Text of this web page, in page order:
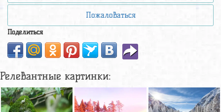
Пожаловаться
Поделиться
Релевантные картинки: